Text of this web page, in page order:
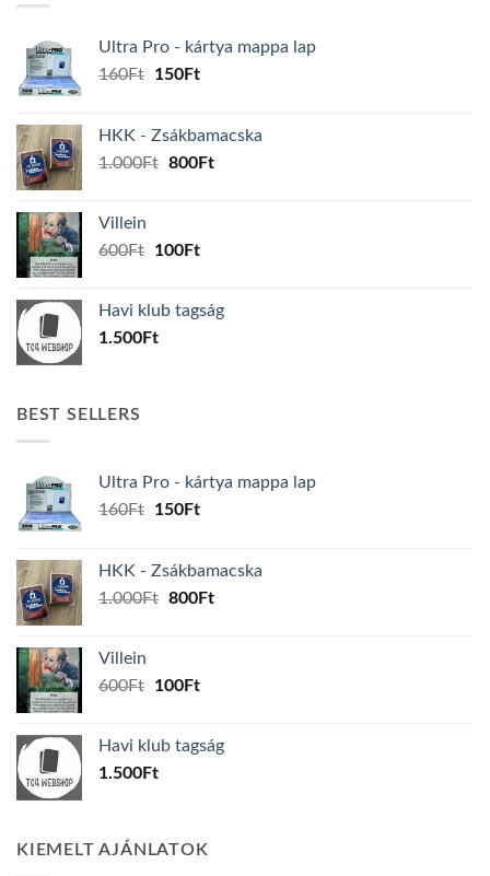
Ultra Pro - kártya mappa lap
160Ft
Original
160Ft.
150FtCurrent
150Ft.
HKK - Zsákbamacska
1.000Ft Original
800FtCurrent
Villein
600Ft
Original
600Ft.
100FtCurrent
100Ft.
Havi klub tagság
1.500Ft
BEST SELLERS
Ultra Pro - kártya mappa lap
160Ft
Original
160Ft.
150FtCurrent
150Ft.
HKK - Zsákbamacska
1.000Ft Original
800FtCurrent
Villein
600Ft
Original
600Ft.
100FtCurrent
100Ft.
Havi klub tagság
1.500Ft
KIEMELT AJÁNLATOK